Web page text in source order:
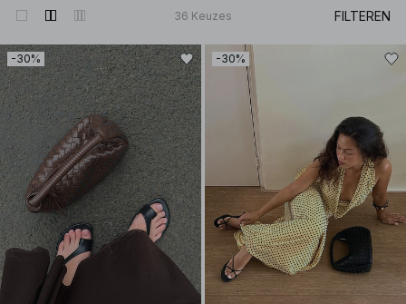
36 Keuzes FILTEREN
-30% -30%